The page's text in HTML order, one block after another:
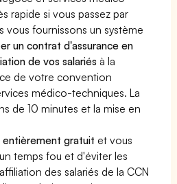
rapide si vous passez par
vous fournissons un système
un contrat d'assurance en
de vos salariés à la
de votre convention
médico-techniques. La
de 10 minutes et la mise en
entièrement gratuit et vous
temps fou et d'éviter les
des salariés de la CCN